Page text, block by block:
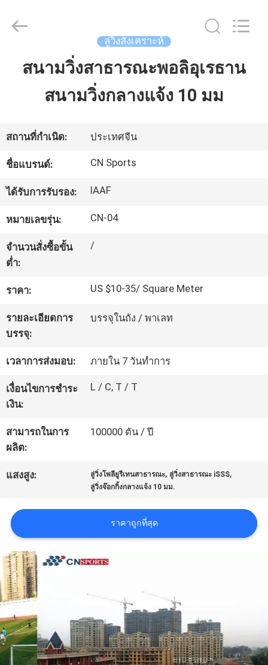
บ้าน
เกี่ยว
กับ
เรา
ทัวร์
โรงงาน
ควบคุม
คุณภาพ
ติดต่อ
เรา
ขอ
ใบ
เสนอ
ราคา
แผนผัง
เว็บไซต์
Materials
Reserved.
ลู่วิ่งสังเคราะห์
สนามวิ่งสาธารณะพอลิอุเรธาน
สนามวิ่งกลางแจ้ง 10 มม
สถานที่กำเนิด: ประเทศจีน
ชื่อแบรนด์: CN Sports
ได้รับการรับรอง: IAAF
หมายเลขรุ่น: CN-04
จำนวนสั่งซื้อขั้น
ต่ำ:
/
ราคา: US $10-35/ Square Meter
รายละเอียดการ
บรรจุ:
บรรจุในถัง / พาเลท
เวลาการส่งมอบ: ภายใน 7 วันทำการ
เงื่อนไขการชำระ
เงิน:
L / C, T / T
สามารถในการ
ผลิต:
100000 ตัน / ปี
แสงสูง: ลู่วิ่งโพลียูรีเทนสาธารณะ, ลู่วิ่งสาธารณะ iSSS,
ลู่วิ่งจ๊อกกิ้งกลางแจ้ง 10 มม.
ราคาถูกที่สุด